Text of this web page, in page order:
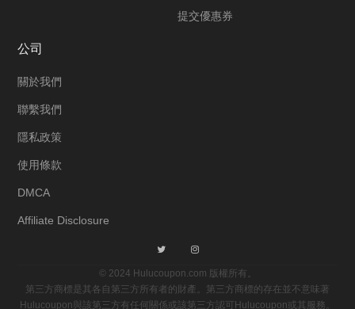
提交優惠券
公司
關於我們
聯繫我們
隱私政策
使用條款
DMCA
Affiliate Disclosure
© 2024 Hulucoupon.com 版權所有。
第三方商標是其各自第三方所有者的財產。第三方商標的存在並不意味著
Hulucoupon與該第三方有任何關係或該第三方認可Hulucoupon或其服務。